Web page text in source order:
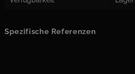
Spezifische Referenzen